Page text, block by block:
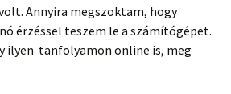
Annyira megszoktam, hogy
érzéssel teszem le a számítógépet.
ilyen tanfolyamon online is, meg